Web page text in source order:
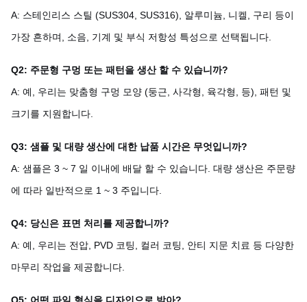
A: 스테인리스 스틸 (SUS304, SUS316), 알루미늄, 니켈, 구리 등이
가장 흔하며, 소음, 기계 및 부식 저항성 특성으로 선택됩니다.
Q2: 주문형 구멍 또는 패턴을 생산 할 수 있습니까?
A: 예, 우리는 맞춤형 구멍 모양 (둥근, 사각형, 육각형, 등), 패턴 및
크기를 지원합니다.
Q3: 샘플 및 대량 생산에 대한 납품 시간은 무엇입니까?
A: 샘플은 3 ~ 7 일 이내에 배달 할 수 있습니다. 대량 생산은 주문량
에 따라 일반적으로 1 ~ 3 주입니다.
Q4: 당신은 표면 처리를 제공합니까?
A: 예, 우리는 전압, PVD 코팅, 컬러 코팅, 안티 지문 치료 등 다양한
마무리 작업을 제공합니다.